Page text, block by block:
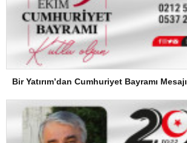
Bir Yatırım’dan Cumhuriyet Bayramı Mesajı